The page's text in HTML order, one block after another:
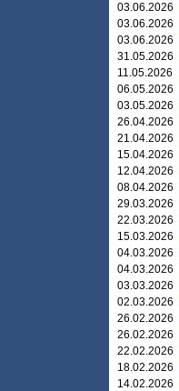
03.06.2026
03.06.2026
03.06.2026
31.05.2026
11.05.2026
06.05.2026
03.05.2026
26.04.2026
21.04.2026
15.04.2026
12.04.2026
08.04.2026
29.03.2026
22.03.2026
15.03.2026
04.03.2026
04.03.2026
03.03.2026
02.03.2026
26.02.2026
26.02.2026
22.02.2026
18.02.2026
14.02.2026